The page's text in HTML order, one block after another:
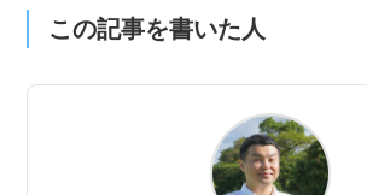
この記事を書いた人